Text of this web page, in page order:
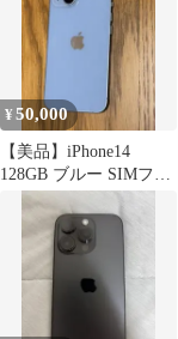
¥50,000
【美品】iPhone14
128GB ブルー SIMフリ
ー海外版シャッター音
なし